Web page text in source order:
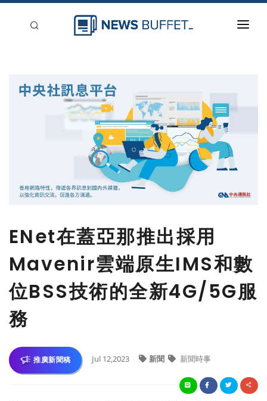
ENet在蓋亞那推出採用
Mavenir雲端原生IMS和數
位BSS技術的全新4G/5G服
務
推廣新聞稿 Jul 12,2023 新聞 新聞時事